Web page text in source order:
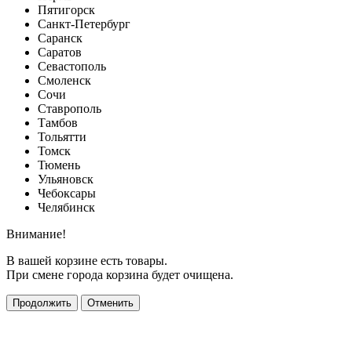
Пятигорск
Санкт-Петербург
Саранск
Саратов
Севастополь
Смоленск
Сочи
Ставрополь
Тамбов
Тольятти
Томск
Тюмень
Ульяновск
Чебоксары
Челябинск
Внимание!
В вашей корзине есть товары.
При смене города корзина будет очищена.
Продолжить Отменить